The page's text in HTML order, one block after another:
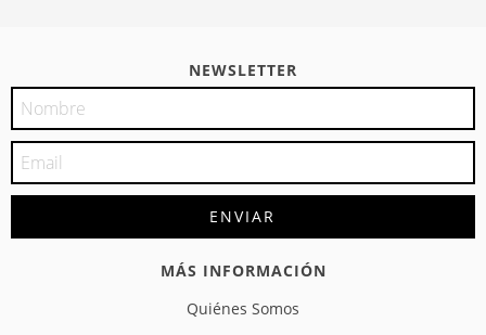
NEWSLETTER
MÁS INFORMACIÓN
Quiénes Somos